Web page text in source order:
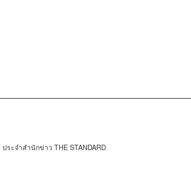
ะจำสำนักข่าว THE STANDARD